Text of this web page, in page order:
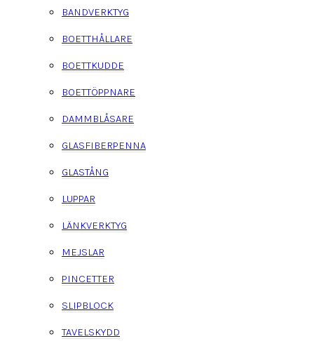
BANDVERKTYG
BOETTHÅLLARE
BOETTKUDDE
BOETTÖPPNARE
DAMMBLÅSARE
GLASFIBERPENNA
GLASTÅNG
LUPPAR
LÄNKVERKTYG
MEJSLAR
PINCETTER
SLIPBLOCK
TAVELSKYDD